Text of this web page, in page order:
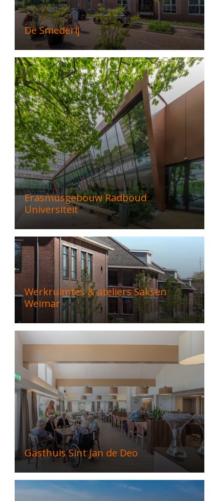
De Smederij
Erasmusgebouw Radboud
Universiteit
Werkruimtes & ateliers Saksen
Weimar
Gasthuis Sint Jan de Deo